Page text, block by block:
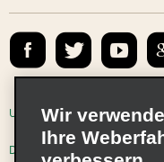
Emerald Club
E-Mail anmelden
Unternehmensinformationen
Datenschutzrichtlinie
Wir
Ihre